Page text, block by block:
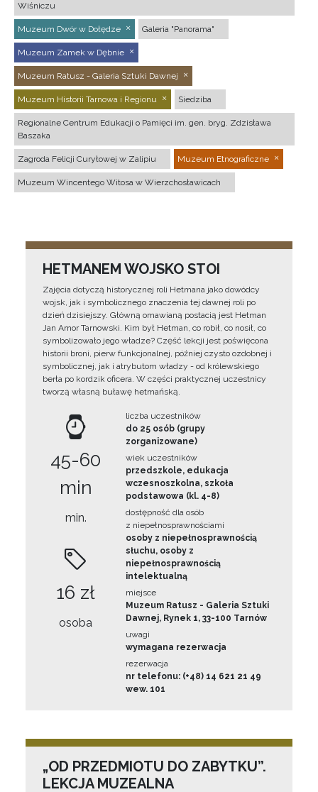
Wiśniczu
Muzeum Dwór w Dołędze Galeria "Panorama"
Muzeum Zamek w Dębnie
Muzeum Ratusz - Galeria Sztuki Dawnej
Muzeum Historii Tarnowa i Regionu Siedziba
Regionalne Centrum Edukacji o Pamięci im. gen. bryg. Zdzisława
Baszaka
Zagroda Felicji Curyłowej w Zalipiu Muzeum Etnograficzne
Muzeum Wincentego Witosa w Wierzchosławicach
HETMANEM WOJSKO STOI
Zajęcia dotyczą historycznej roli Hetmana jako dowódcy
wojsk, jak i symbolicznego znaczenia tej dawnej roli po
dzień dzisiejszy. Główną omawianą postacią jest Hetman
Jan Amor Tarnowski. Kim był Hetman, co robił, co nosił, co
symbolizowało jego władze? Część lekcji jest poświęcona
historii broni, pierw funkcjonalnej, później czysto ozdobnej i
symbolicznej, jak i atrybutom władzy - od królewskiego
berła po kordzik oficera. W części praktycznej uczestnicy
tworzą własną buławę hetmańską.
45-60
min
min.
16 zł
osoba
liczba uczestników
do 25 osób (grupy
zorganizowane)
wiek uczestników
przedszkole, edukacja
wczesnoszkolna, szkoła
podstawowa (kl. 4-8)
dostępność dla osób
z niepełnosprawnościami
osoby z niepełnosprawnością
słuchu, osoby z
niepełnosprawnością
intelektualną
miejsce
Muzeum Ratusz - Galeria Sztuki
Dawnej, Rynek 1, 33-100 Tarnów
uwagi
wymagana rezerwacja
rezerwacja
nr telefonu: (+48) 14 621 21 49
wew. 101
„OD PRZEDMIOTU DO ZABYTKU”.
LEKCJA MUZEALNA